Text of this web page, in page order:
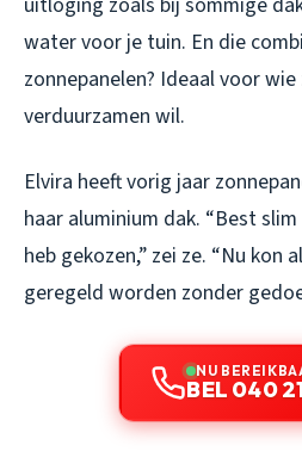
water voor je tuin. En die
zonnepanelen? Ideaal voor
verduurzamen wil.
Elvira heeft vorig jaar
haar aluminium dak. “Best
heb gekozen,” zei ze. “Nu kon
geregeld worden zonder
NU
BEL 040